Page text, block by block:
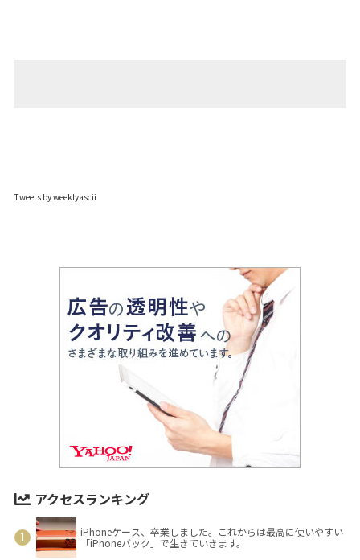
Tweets by weeklyascii
アクセスランキング
iPhoneケース、卒業しました。これからは最高に使いやすい
「iPhoneバック」で生きていきます。